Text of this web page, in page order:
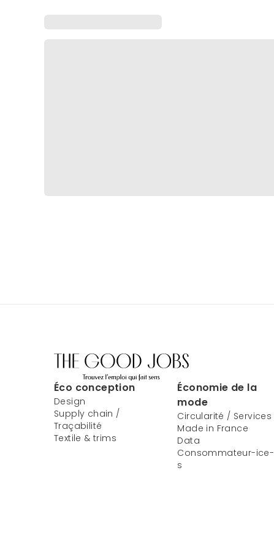
Éco conception
Design
Supply chain /
Traçabilité
Textile & trims
Économie de la
mode
Circularité / Services
Made in France
Data
Consommateur-ice-
s